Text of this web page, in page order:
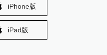
iPhone版
iPad版